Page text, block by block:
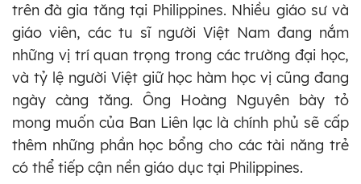
trên đà gia tăng tại Philippines. Nhiều giáo sư và
giáo viên, các tu sĩ người Việt Nam đang nắm
những vị trí quan trọng trong các trường đại học,
và tỷ lệ người Việt giữ học hàm học vị cũng đang
ngày càng tăng. Ông Hoàng Nguyên bày tỏ
mong muốn của Ban Liên lạc là chính phủ sẽ cấp
thêm những phần học bổng cho các tài năng trẻ
có thể tiếp cận nền giáo dục tại Philippines.